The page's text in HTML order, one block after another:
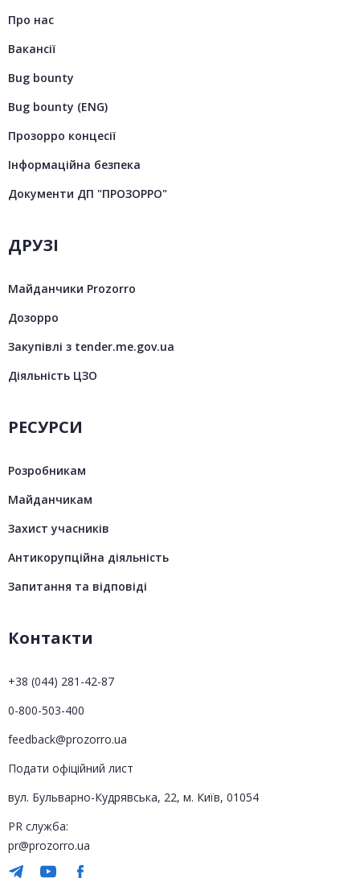
Про нас
Вакансії
Bug bounty
Bug bounty (ENG)
Прозорро концесії
Інформаційна безпека
Документи ДП "ПРОЗОРРО"
ДРУЗІ
Майданчики Prozorro
Дозорро
Закупівлі з tender.me.gov.ua
Діяльність ЦЗО
РЕСУРСИ
Розробникам
Майданчикам
Захист учасників
Антикорупційна діяльність
Запитання та відповіді
Контакти
+38 (044) 281-42-87
0-800-503-400
feedback@prozorro.ua
Подати офіційний лист
вул. Бульварно-Кудрявська, 22, м. Київ, 01054
PR служба:
pr@prozorro.ua